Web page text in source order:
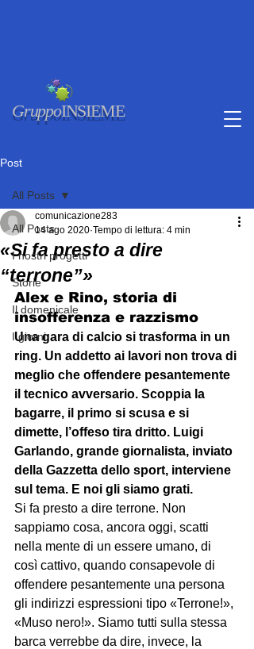
GruppoINSIEME
Post
All Posts
I nostri progetti
Storie
Il domenicale
I giorni
All Posts
«Si fa presto a dire
“terrone”»
comunicazione283
14 ago 2020 Tempo di lettura: 4 min
Alex e Rino, storia di
insofferenza e razzismo
Una gara di calcio si trasforma in un
ring. Un addetto ai lavori non trova di
meglio che offendere pesantemente
il tecnico avversario. Scoppia la
bagarre, il primo si scusa e si
dimette, l’offeso tira dritto. Luigi
Garlando, grande giornalista, inviato
della Gazzetta dello sport, interviene
sul tema. E noi gli siamo grati.
Si fa presto a dire terrone. Non
sappiamo cosa, ancora oggi, scatti
nella mente di un essere umano, di
così cattivo, quando consapevole di
offendere pesantemente una persona
gli indirizzi espressioni tipo «Terrone!»,
«Muso nero!». Siamo tutti sulla stessa
barca verrebbe da dire, invece, la